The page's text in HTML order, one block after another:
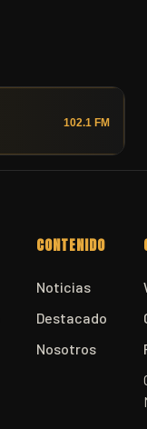
CONTENIDO
Noticias
Destacado
Nosotros